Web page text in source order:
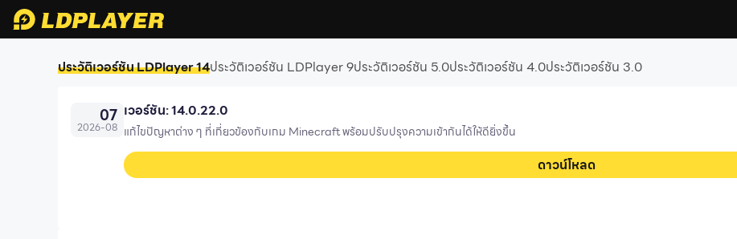
ประวัติเวอร์ชัน LDPlayer 14ประวัติเวอร์ชัน LDPlayer 9ประวัติเวอร์ชัน 5.0ประวัติเวอร์ชัน 4.0ประวัติเวอร์ชัน 3.0
07
2026-08
เวอร์ชัน: 14.0.22.0
แก้ไขปัญหาต่าง ๆ ที่เกี่ยวข้องกับเกม Minecraft พร้อมปรับปรุงความเข้ากันได้ให้ดียิ่งขึ้น
ดาวน์โหลด